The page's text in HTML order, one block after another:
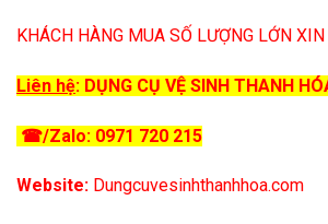
KHÁCH HÀNG MUA SỐ LƯỢNG LỚN
Liên hệ: DỤNG CỤ VỆ SINH THANH
☎/Zalo: 0971 720 215
Website: Dungcuvesinhthanhhoa.com